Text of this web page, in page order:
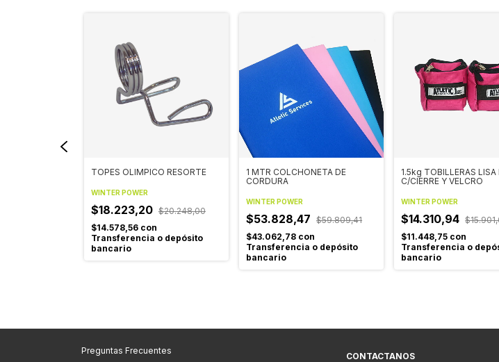
TOPES OLIMPICO RESORTE
WINTER POWER
$18.223,20 $20.248,00
$14.578,56 con
Transferencia o depósito
bancario
1 MTR COLCHONETA DE
CORDURA
WINTER POWER
$53.828,47
$59.809,41
$43.062,78 con
Transferencia o depósito
bancario
1.5kg TOBILLERAS LISA
C/CIERRE Y VELCRO
WINTER POWER
$14.310,94
$11.448,75 con
Transferencia o
bancario
Preguntas Frecuentes
CONTACTANOS